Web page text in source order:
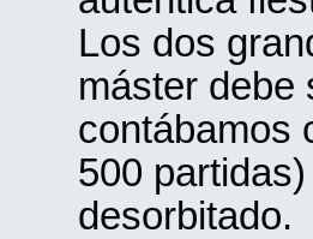
Los dos
máster debe
contábamos
500
desorbitado.